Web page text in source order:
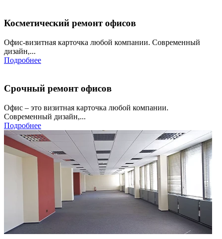
Косметический ремонт офисов
Офис-визитная карточка любой компании. Современный
дизайн,...
Подробнее
Срочный ремонт офисов
Офис – это визитная карточка любой компании.
Современный дизайн,...
Подробнее